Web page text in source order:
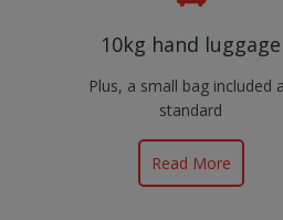
10kg hand luggage
Plus, a small bag included
standard
Read More